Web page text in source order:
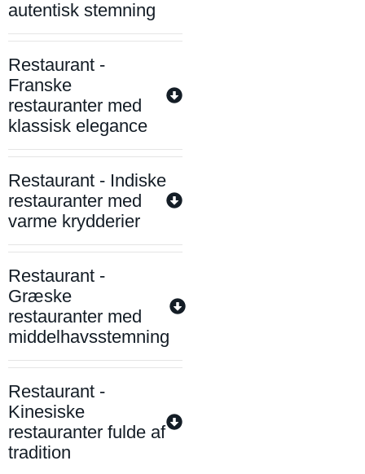
autentisk stemning
Restaurant -
Franske
restauranter med
klassisk elegance
Restaurant - Indiske
restauranter med
varme krydderier
Restaurant -
Græske
restauranter med
middelhavsstemning
Restaurant -
Kinesiske
restauranter fulde af
tradition